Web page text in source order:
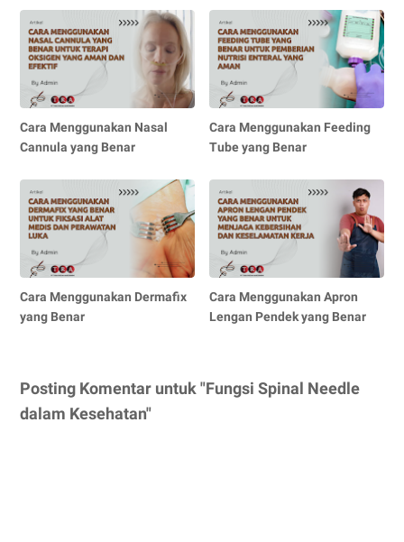
Cara Menggunakan Nasal
Cannula yang Benar
Cara Menggunakan Feeding
Tube yang Benar
Cara Menggunakan Dermafix
yang Benar
Cara Menggunakan Apron
Lengan Pendek yang Benar
Posting Komentar untuk "Fungsi Spinal Needle
dalam Kesehatan"